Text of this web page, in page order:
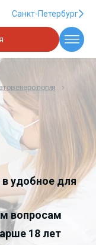
Санкт-Петербург
удобное для
вопросам
18 лет